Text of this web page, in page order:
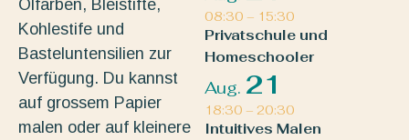
Ölfarben, Bleistifte,
Kohlestife und
Basteluntensilien zur
Verfügung. Du kannst
auf grossem Papier
malen oder auf kleinere
08:30 – 15:30
Privatschule und
Homeschooler
Aug. 21
18:30 – 20:30
Intuitives Malen